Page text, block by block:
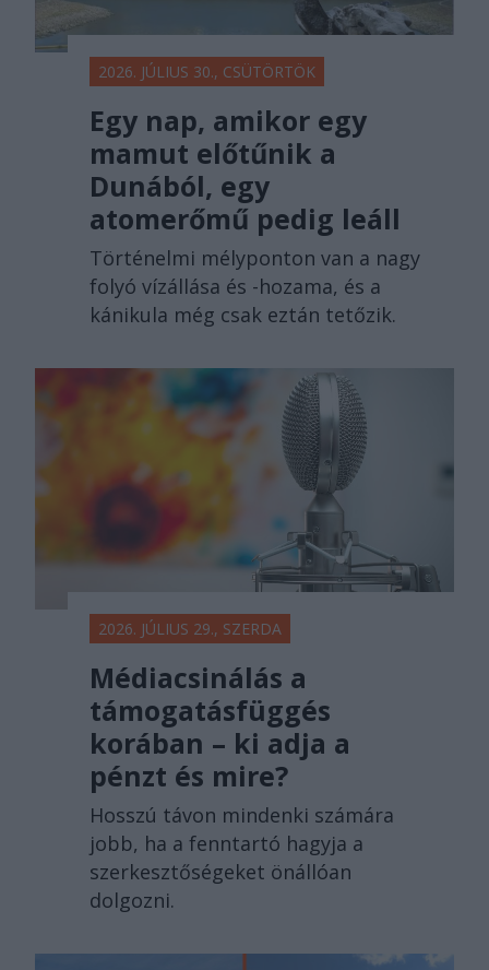
2026. JÚLIUS 30., CSÜTÖRTÖK
Egy nap, amikor egy
mamut előtűnik a
Dunából, egy
atomerőmű pedig leáll
Történelmi mélyponton van a nagy
folyó vízállása és -hozama, és a
kánikula még csak eztán tetőzik.
2026. JÚLIUS 29., SZERDA
Médiacsinálás a
támogatásfüggés
korában – ki adja a
pénzt és mire?
Hosszú távon mindenki számára
jobb, ha a fenntartó hagyja a
szerkesztőségeket önállóan
dolgozni.